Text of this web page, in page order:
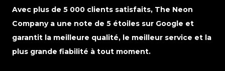
Avec plus de 5 000 clients satisfaits, The Neon
Company a une note de 5 étoiles sur Google et
garantit la meilleure qualité, le meilleur service et la
plus grande fiabilité à tout moment.